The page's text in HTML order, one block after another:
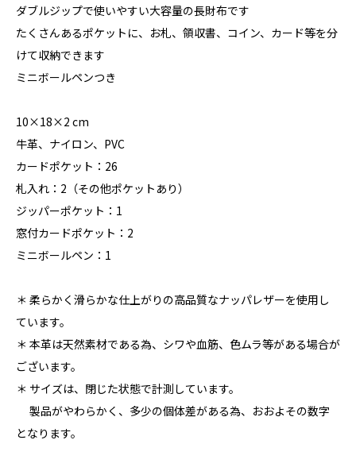
ダブルジップで使いやすい大容量の長財布です
たくさんあるポケットに、お札、領収書、コイン、カード等を分
けて収納できます
ミニボールペンつき
10×18×2 cm
牛革、ナイロン、PVC
カードポケット：26
札入れ：2（その他ポケットあり）
ジッパーポケット：1
窓付カードポケット：2
ミニボールペン：1
＊ 柔らかく滑らかな仕上がりの高品質なナッパレザーを使用し
ています。
＊ 本革は天然素材である為、シワや血筋、色ムラ等がある場合が
ございます。
＊ サイズは、閉じた状態で計測しています。
製品がやわらかく、多少の個体差がある為、おおよその数字
となります。